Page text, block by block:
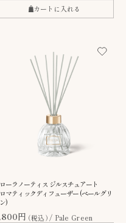
カートに入れる
ーラノーティス ジルスチュアート
マティックディフューザー (ペールグリ
)
円（税込） Pale Green